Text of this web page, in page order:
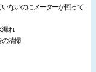
ないのにメーターが回って
漏れ
清掃